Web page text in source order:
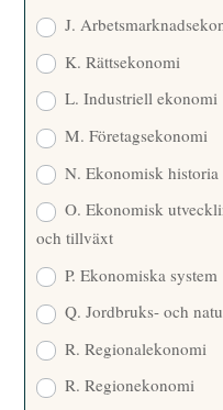
J.
K. Rättsekonomi
L. Industriell ekonomi
M. Företagsekonomi
N. Ekonomisk historia
O. Ekonomisk
och tillväxt
P. Ekonomiska system
Q. Jordbruks- och
R. Regionalekonomi
R. Regionekonomi